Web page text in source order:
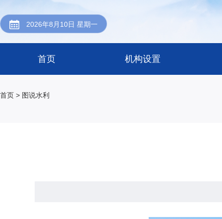
2026年8月10日 星期一
首页 机构设置
首页 > 图说水利